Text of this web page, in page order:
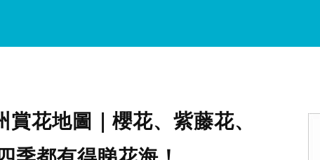
花地圖｜櫻花、紫藤花、